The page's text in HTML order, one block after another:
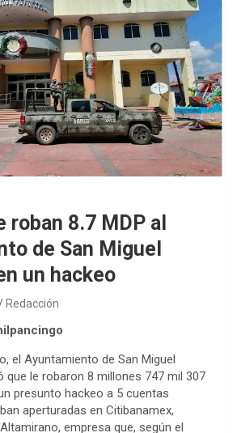
roban 8.7 MDP al
de San Miguel
un hackeo
Redacción
el Ayuntamiento de San Miguel
que le robaron 8 millones 747 mil 307
presunto hackeo a 5 cuentas
aperturadas en Citibanamex,
empresa que, según el